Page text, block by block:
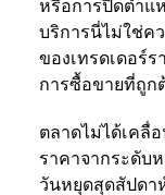
หรือการปิดตำแ
บริการนี่ไม่ใช่ค
ของเทรดเดอร์
การซื้อขายที่ถูก
ตลาดไม่ได้เคลื่
ราคาจากระดับ
วันหยุดสุดสัปด